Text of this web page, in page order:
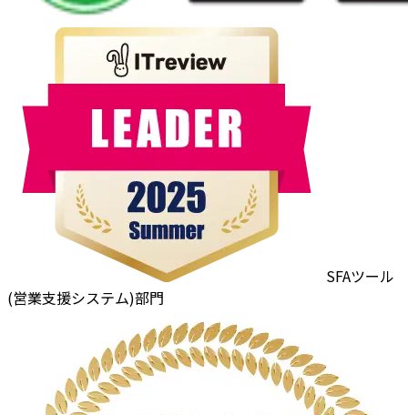
SFAツール
(営業支援システム)部門